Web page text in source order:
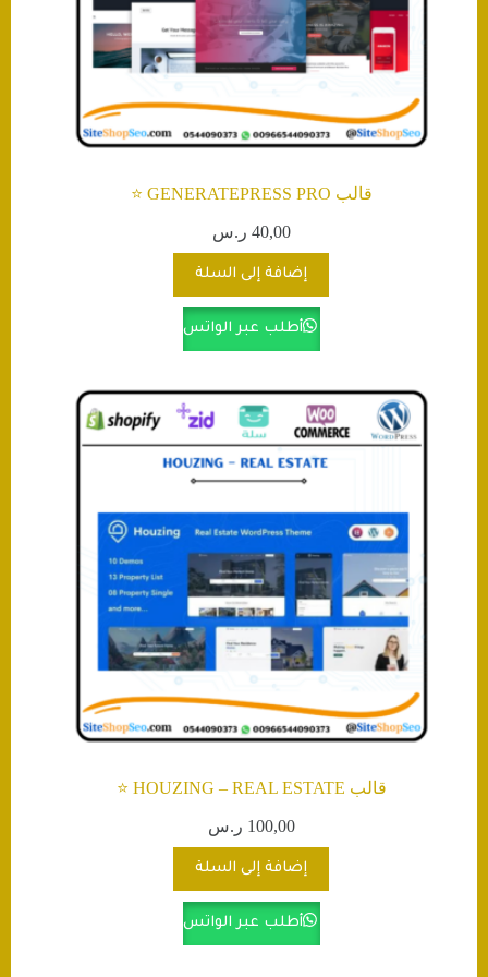
قالب GENERATEPRESS PRO ⭐️
40,00 ر.س
إضافة إلى السلة
أطلب عبر الواتس
قالب HOUZING – REAL ESTATE ⭐️
100,00 ر.س
إضافة إلى السلة
أطلب عبر الواتس